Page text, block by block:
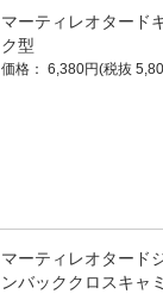
マーティレオタード
ク型
価格： 6,380円(税抜
マーティレオター
ンバッククロスキャ